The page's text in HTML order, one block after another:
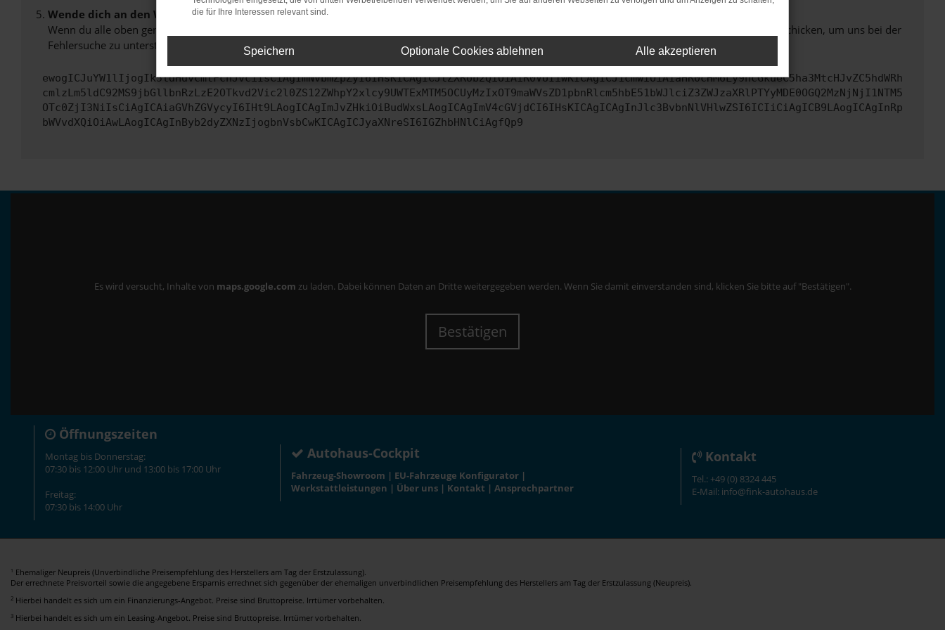
Wende dich an den Webseitenbetreiber.
Wenn du alle oben genannten Schritte versucht hast, kontaktiere uns bitte. Wir werden versuchen, das Problem zu beheben. Du kannst uns diesen Text schicken, um uns bei der
Fehlersuche zu unterstützen:
ewogICJuYW1lIjogIk5ldHdvcmtFcnJvciIsCiAgImNvbmZpZyI6IHsKICAgICJtZXRob2QiOiAiR0VUIiwKICAgICJ1cmwiOiAiaHR0cHM6Ly9hcGkueC5ha3MtcHJvZC5hdWRh
cmlzLm5ldC92MS9jbGllbnRzLzE2OTkvd2Vic2l0ZS12ZWhpY2xlcy9UWTExMTM5OCUyMzIxOT9maWVsZD1pbnRlcm5hbE51bWJlciZ3ZWJzaXRlPTYyMDE0OGQ2MzNjNjI1NTM5
OTc0ZjI3NiIsCiAgICAiaGVhZGVycyI6IHt9LAogICAgImJvZHkiOiBudWxsLAogICAgImV4cGVjdCI6IHsKICAgICAgInJlc3BvbnNlVHlwZSI6ICIiCiAgICB9LAogICAgInRp
bWVvdXQiOiAwLAogICAgInByb2dyZXNzIjogbnVsbCwKICAgICJyaXNreSI6IGZhbHNlCiAgfQp9
Es wird versucht, Inhalte von maps.google.com zu laden. Dabei können Daten an Dritte weitergegeben werden. Wenn Sie damit einverstanden sind, klicken Sie bitte auf "Bestätigen".
Bestätigen
Öffnungszeiten
Montag bis Donnerstag:
07:30 bis 12:00 Uhr und 13:00 bis 17:00 Uhr
Freitag:
07:30 bis 14:00 Uhr
Autohaus-Cockpit
Fahrzeug-Showroom | EU-Fahrzeuge Konfigurator |
Werkstattleistungen | Über uns | Kontakt |Ansprechpartner
Kontakt
Tel.: +49 (0) 8324 445
E-Mail: info@fink-autohaus.de
1 Ehemaliger Neupreis (Unverbindliche Preisempfehlung des Herstellers am Tag der Erstzulassung).
Der errechnete Preisvorteil sowie die angegebene Ersparnis errechnet sich gegenüber der ehemaligen unverbindlichen Preisempfehlung des Herstellers am Tag der Erstzulassung (Neupreis).
2 Hierbei handelt es sich um ein Finanzierungs-Angebot. Preise sind Bruttopreise. Irrtümer vorbehalten.
3 Hierbei handelt es sich um ein Leasing-Angebot. Preise sind Bruttopreise. Irrtümer vorbehalten.
die für Ihre Interessen relevant sind.
Speichern Optionale Cookies ablehnen Alle akzeptieren